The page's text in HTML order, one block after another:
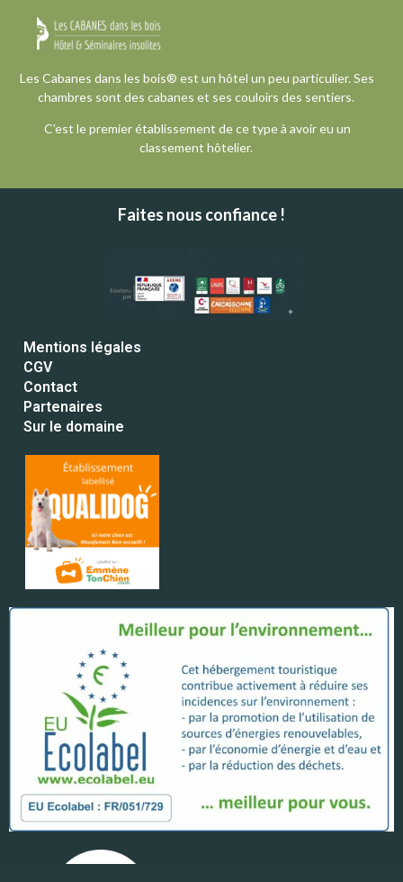
Les Cabanes dans les bois® est un hôtel un peu particulier. Ses
chambres sont des cabanes et ses couloirs des sentiers.
C’est le premier établissement de ce type à avoir eu un
classement hôtelier.
Faites nous confiance !
Mentions légales
CGV
Contact
Partenaires
Sur le domaine